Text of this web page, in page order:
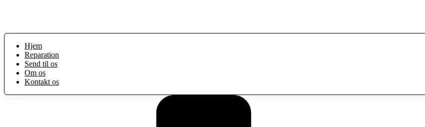
Hjem
Reparation
Send til os
Om os
Kontakt os